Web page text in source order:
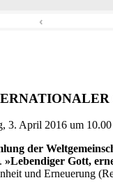
‹
3. April 2016 um
der
»Lebendiger Gott,
und Erneuerung